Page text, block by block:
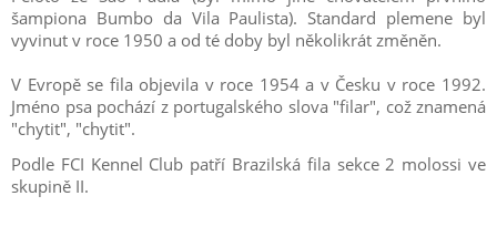
šampiona Bumbo da Vila Paulista). Standard plemene byl
vyvinut v roce 1950 a od té doby byl několikrát změněn.
V Evropě se fila objevila v roce 1954 a v Česku v roce 1992.
Jméno psa pochází z portugalského slova "filar", což znamená
"chytit", "chytit".
Podle FCI Kennel Club patří Brazilská fila sekce 2 molossi ve
skupině II.